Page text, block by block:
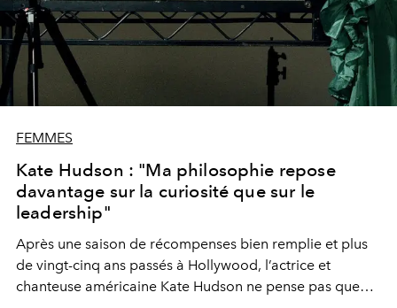
FEMMES
Kate Hudson : "Ma philosophie repose
davantage sur la curiosité que sur le
leadership"
Après une saison de récompenses bien remplie et plus
de vingt-cinq ans passés à Hollywood, l’actrice et
chanteuse américaine Kate Hudson ne pense pas que